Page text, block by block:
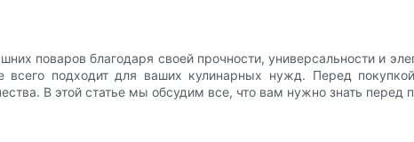
поваров благодаря своей прочности, универсальности и
подходит для ваших кулинарных нужд. Перед
В этой статье мы обсудим все, что вам нужно знать